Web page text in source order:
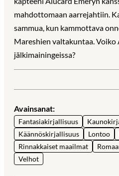
mahdottomaan aarrejahtiin.
sammua, kun kammottava
Mareshien valtakuntaa.
jälkimainingeissa?
Avainsanat:
Fantasiakirjallisuus
Käännöskirjallisuus
Lontoo
Rinnakkaiset maailmat
Velhot